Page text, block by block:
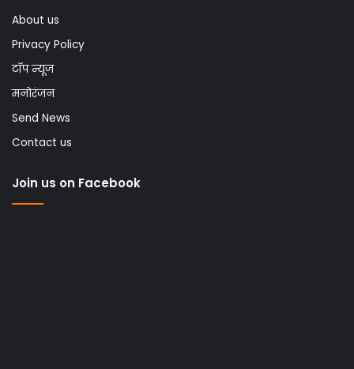
About us
Privacy Policy
टॉप न्यूज
मनोरंजन
Send News
Contact us
Join us on Facebook